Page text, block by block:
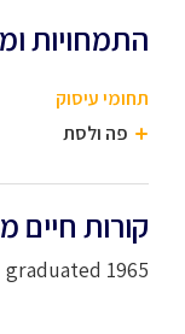
התמחויות
תחומי עיסוק
פה ולסת
קורות חיים
1965 graduated